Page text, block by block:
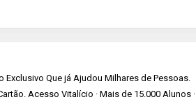
Que já Ajudou Milhares de Pessoas.
‎Acesso Vitalício · ‎Mais de 15.000 Alunos ·